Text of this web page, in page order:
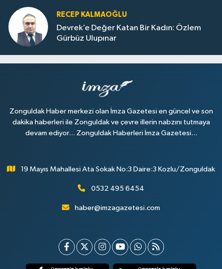
RECEP KALMAOĞLU
Devrek’e Değer Katan Bir Kadın: Özlem
Gürbüz Ulupınar
Zonguldak Haber merkezi olan İmza Gazetesi en güncel ve son
dakika haberleri ile Zonguldak ve çevre illerin nabzını tutmaya
devam ediyor... Zonguldak Haberleri İmza Gazetesi...
19 Mayıs Mahallesi Ata Sokak No:3 Daire:3 Kozlu/Zonguldak
0532 495 6454
haber@imzagazetesi.com